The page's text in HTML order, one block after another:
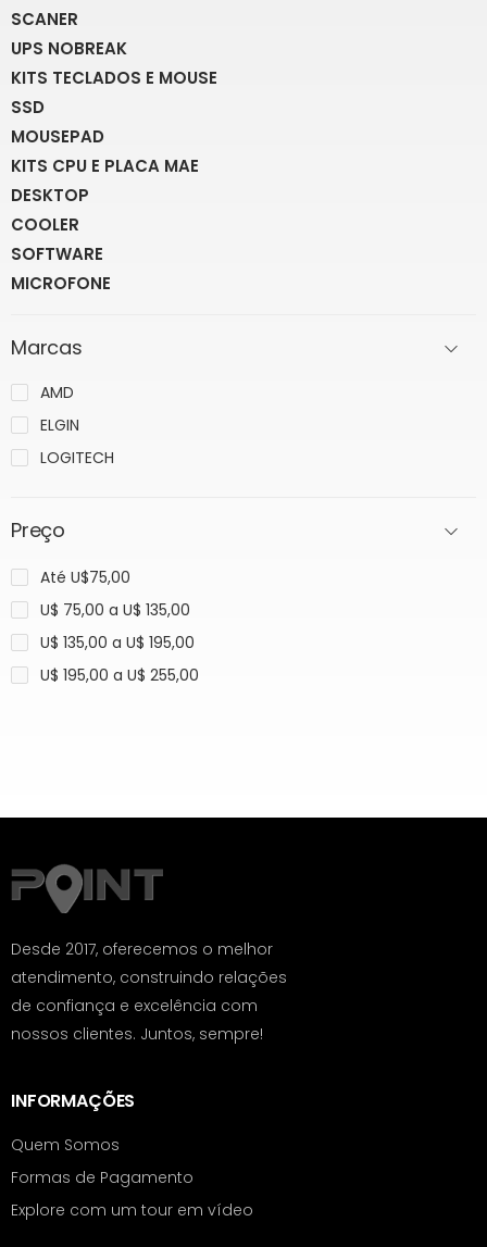
SCANER
UPS NOBREAK
KITS TECLADOS E MOUSE
SSD
MOUSEPAD
KITS CPU E PLACA MAE
DESKTOP
COOLER
SOFTWARE
MICROFONE
Marcas
AMD
ELGIN
LOGITECH
Preço
Até U$75,00
U$ 75,00 a U$ 135,00
U$ 135,00 a U$ 195,00
U$ 195,00 a U$ 255,00
Desde 2017, oferecemos o melhor
atendimento, construindo relações
de confiança e excelência com
nossos clientes. Juntos, sempre!
INFORMAÇÕES
Quem Somos
Formas de Pagamento
Explore com um tour em vídeo